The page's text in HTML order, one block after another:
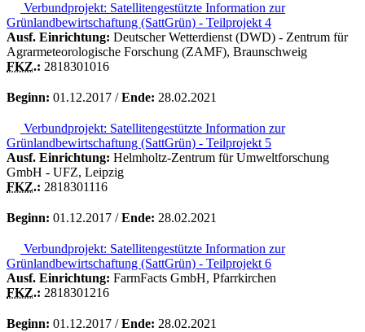
Verbundprojekt: Satellitengestützte Information zur
Grünlandbewirtschaftung (SattGrün) - Teilprojekt 4
Ausf. Einrichtung: Deutscher Wetterdienst (DWD) - Zentrum für
Agrarmeteorologische Forschung (ZAMF), Braunschweig
FKZ.: 2818301016
Beginn: 01.12.2017 /Ende: 28.02.2021
Verbundprojekt: Satellitengestützte Information zur
Grünlandbewirtschaftung (SattGrün) - Teilprojekt 5
Ausf. Einrichtung: Helmholtz-Zentrum für Umweltforschung
GmbH - UFZ, Leipzig
FKZ.: 2818301116
Beginn: 01.12.2017 /Ende: 28.02.2021
Verbundprojekt: Satellitengestützte Information zur
Grünlandbewirtschaftung (SattGrün) - Teilprojekt 6
Ausf. Einrichtung: FarmFacts GmbH, Pfarrkirchen
FKZ.: 2818301216
Beginn: 01.12.2017 /Ende: 28.02.2021